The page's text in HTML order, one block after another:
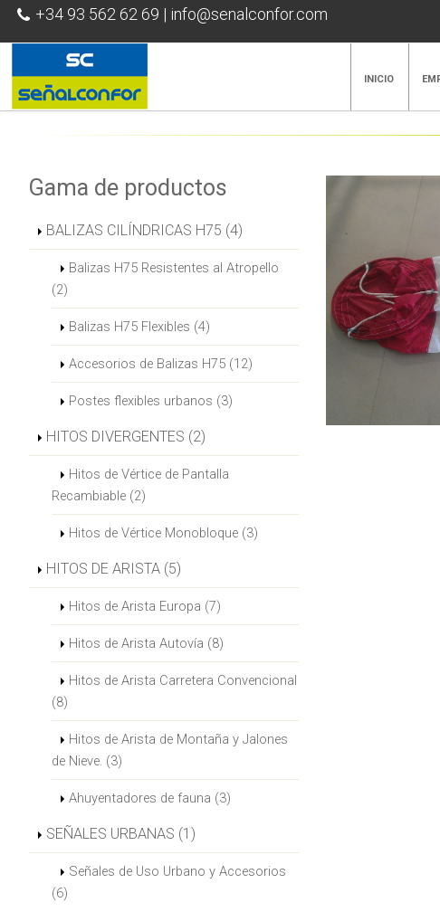
+34 93 562 62 69 | info@senalconfor.com
INICIO
Gama de productos
BALIZAS CILÍNDRICAS H75 (4)
Balizas H75 Resistentes al Atropello
(2)
Balizas H75 Flexibles (4)
Accesorios de Balizas H75 (12)
Postes flexibles urbanos (3)
HITOS DIVERGENTES (2)
Hitos de Vértice de Pantalla
Recambiable (2)
Hitos de Vértice Monobloque (3)
HITOS DE ARISTA (5)
Hitos de Arista Europa (7)
Hitos de Arista Autovía (8)
Hitos de Arista Carretera Convencional
(8)
Hitos de Arista de Montaña y Jalones
de Nieve. (3)
Ahuyentadores de fauna (3)
SEÑALES URBANAS (1)
Señales de Uso Urbano y Accesorios
(6)